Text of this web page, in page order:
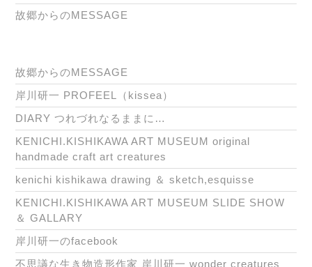
故郷からのMESSAGE
故郷からのMESSAGE
岸川研一 PROFEEL（kissea）
DIARY つれづれなるままに…
KENICHI.KISHIKAWA ART MUSEUM original
handmade craft art creatures
kenichi kishikawa drawing ＆ sketch,esquisse
KENICHI.KISHIKAWA ART MUSEUM SLIDE SHOW
＆ GALLARY
岸川研一のfacebook
不思議な生き物造形作家 岸川研一 wonder creatures